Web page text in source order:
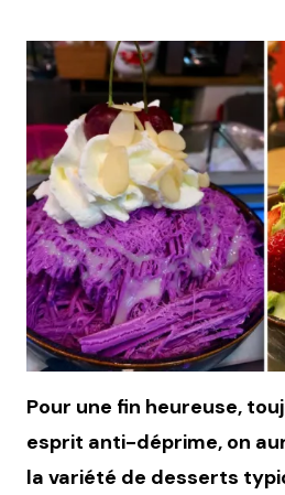
Pour une fin heureuse,
esprit anti-déprime, on
la variété de desserts